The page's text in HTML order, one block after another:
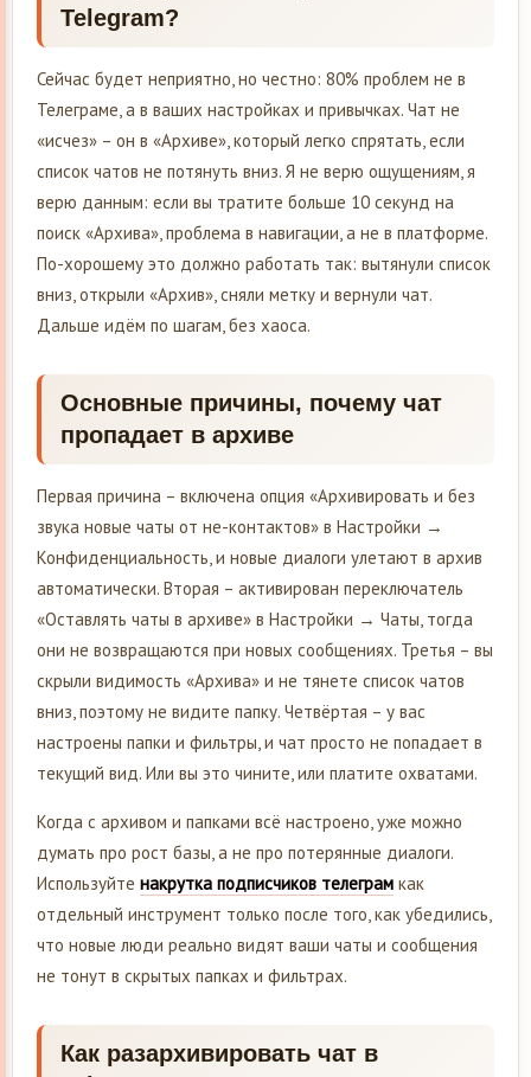
Telegram?
Сейчас будет неприятно, но честно: 80% проблем не в
Телеграме, а в ваших настройках и привычках. Чат не
«исчез» – он в «Архиве», который легко спрятать, если
список чатов не потянуть вниз. Я не верю ощущениям, я
верю данным: если вы тратите больше 10 секунд на
поиск «Архива», проблема в навигации, а не в платформе.
По-хорошему это должно работать так: вытянули список
вниз, открыли «Архив», сняли метку и вернули чат.
Дальше идём по шагам, без хаоса.
Основные причины, почему чат
пропадает в архиве
Первая причина – включена опция «Архивировать и без
звука новые чаты от не-контактов» в Настройки →
Конфиденциальность, и новые диалоги улетают в архив
автоматически. Вторая – активирован переключатель
«Оставлять чаты в архиве» в Настройки → Чаты, тогда
они не возвращаются при новых сообщениях. Третья – вы
скрыли видимость «Архива» и не тянете список чатов
вниз, поэтому не видите папку. Четвёртая – у вас
настроены папки и фильтры, и чат просто не попадает в
текущий вид. Или вы это чините, или платите охватами.
Когда с архивом и папками всё настроено, уже можно
думать про рост базы, а не про потерянные диалоги.
Используйте накрутка подписчиков телеграм как
отдельный инструмент только после того, как убедились,
что новые люди реально видят ваши чаты и сообщения
не тонут в скрытых папках и фильтрах.
Как разархивировать чат в